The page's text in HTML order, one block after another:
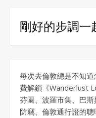
剛好的步調一
每次去倫敦總是不知
費解鎖《Wanderlust
芬園、波羅市集、巴斯
防竊、倫敦通行證的